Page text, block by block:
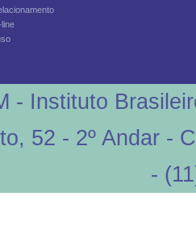
- Instituto
52 - 2º Andar -
-